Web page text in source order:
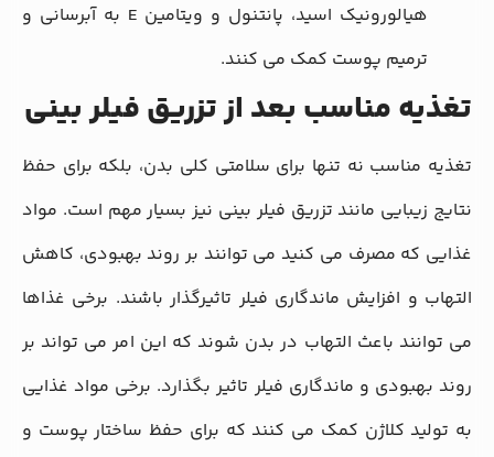
هیالورونیک اسید، پانتنول و ویتامین E به آبرسانی و
ترمیم پوست کمک می ‌کنند.
تغذیه مناسب بعد از تزریق فیلر بینی
تغذیه مناسب نه تنها برای سلامتی کلی بدن، بلکه برای حفظ
نتایج زیبایی مانند تزریق فیلر بینی نیز بسیار مهم است. مواد
غذایی که مصرف می ‌کنید می ‌توانند بر روند بهبودی، کاهش
التهاب و افزایش ماندگاری فیلر تاثیرگذار باشند. برخی غذاها
می ‌توانند باعث التهاب در بدن شوند که این امر می‌ تواند بر
روند بهبودی و ماندگاری فیلر تاثیر بگذارد. برخی مواد غذایی
به تولید کلاژن کمک می‌ کنند که برای حفظ ساختار پوست و